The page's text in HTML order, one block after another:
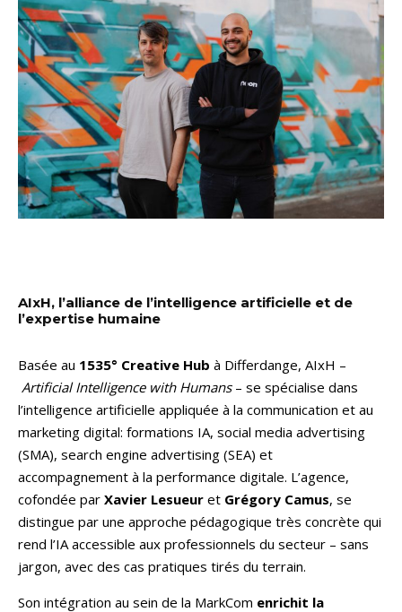
AIxH, l’alliance de l’intelligence artificielle et de
l’expertise humaine
Basée au 1535° Creative Hub à Differdange, AIxH –
Artificial Intelligence with Humans– se spécialise dans
l’intelligence artificielle appliquée à la communication et au
marketing digital: formations IA, social media advertising
(SMA), search engine advertising (SEA) et
accompagnement à la performance digitale. L’agence,
cofondée par Xavier Lesueur et Grégory Camus, se
distingue par une approche pédagogique très concrète qui
rend l’IA accessible aux professionnels du secteur – sans
jargon, avec des cas pratiques tirés du terrain.
Son intégration au sein de la MarkCom enrichit la